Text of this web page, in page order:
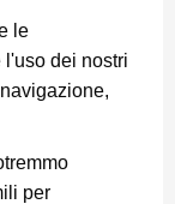
le
dei nostri
per